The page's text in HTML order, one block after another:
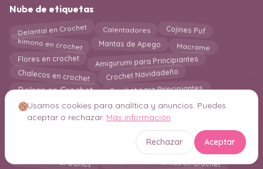
Nube de etiquetas
Delantal en Crochet Calentadores Cojines Puf
kimono en crochet Mantas de Apego Macrame
Flores en crochet Amigurumi para Principiantes
Chalecos en crochet Crochet Navidadeño
Bolsas en Crochet Crochet para Principiantes
Corazones a Crochet Marcos Decorativos en Crochet
Esponjas de baño en crochet Juegos de Baño
Colgantes de Pared en Crochet
holiday
Mantas a Crochet
Usamos cookies para analítica y anuncios. Puedes
aceptar o rechazar. Más información
Rechazar Aceptar